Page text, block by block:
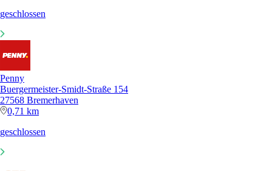
geschlossen
Penny
Buergermeister-Smidt-Straße 154
27568 Bremerhaven
0,71 km
geschlossen